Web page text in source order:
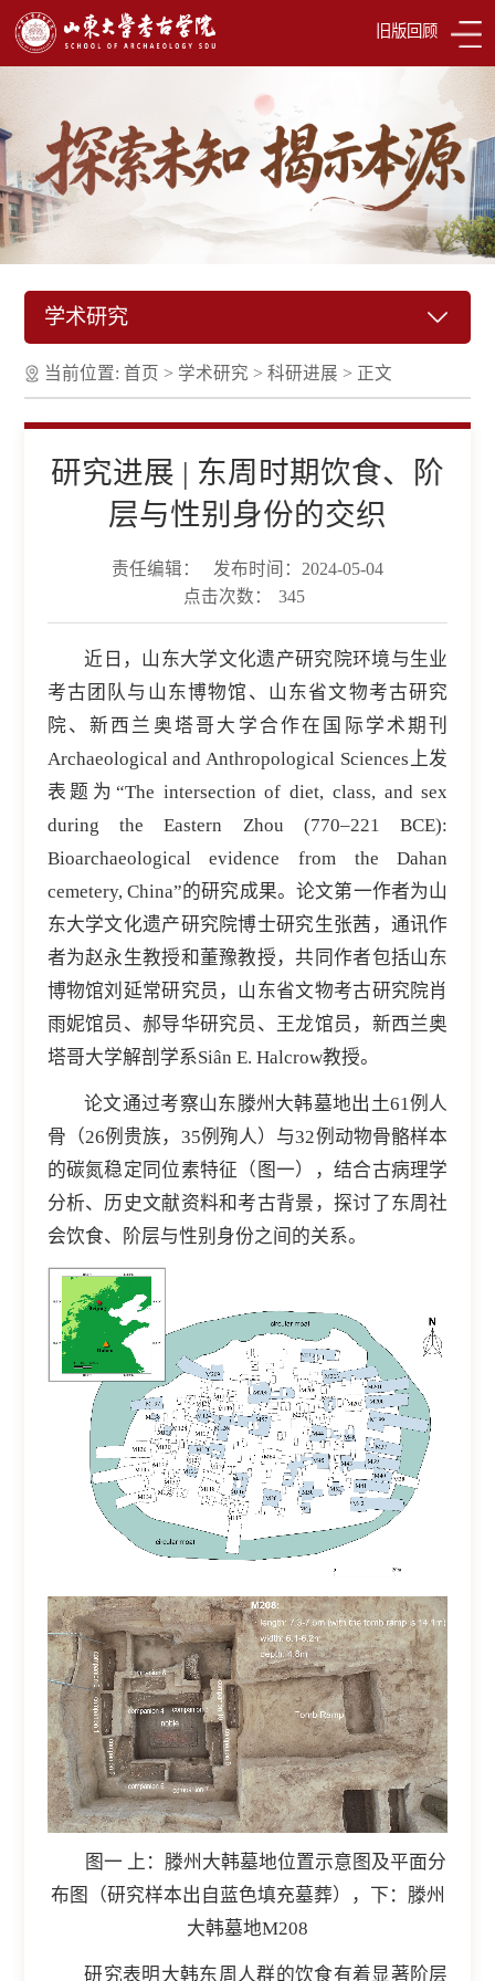
旧版回顾
学术研究
当前位置:首页 > 学术研究 >科研进展 > 正文
研究进展 | 东周时期饮食、阶
层与性别身份的交织
责任编辑：
发布时间：2024-05-04
点击次数：
345
近日，山东大学文化遗产研究院环境与生业
考古团队与山东博物馆、山东省文物考古研究
院、新西兰奥塔哥大学合作在国际学术期刊
Archaeological and Anthropological Sciences上发
表题为“The intersection of diet, class, and sex
during the Eastern Zhou (770–221 BCE):
Bioarchaeological evidence from the Dahan
cemetery, China”的研究成果。论文第一作者为山
东大学文化遗产研究院博士研究生张茜，通讯作
者为赵永生教授和董豫教授，共同作者包括山东
博物馆刘延常研究员，山东省文物考古研究院肖
雨妮馆员、郝导华研究员、王龙馆员，新西兰奥
塔哥大学解剖学系Siân E. Halcrow教授。
论文通过考察山东滕州大韩墓地出土61例人
骨（26例贵族，35例殉人）与32例动物骨骼样本
的碳氮稳定同位素特征（图一），结合古病理学
分析、历史文献资料和考古背景，探讨了东周社
会饮食、阶层与性别身份之间的关系。
图一 上：滕州大韩墓地位置示意图及平面分
布图（研究样本出自蓝色填充墓葬），下：滕州
大韩墓地M208
研究表明大韩东周人群的饮食有着显著阶层